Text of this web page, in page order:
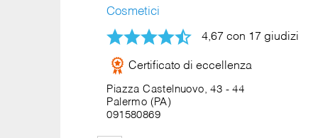
Cosmetici
4,67 con 17 giudizi
Certificato di eccellenza
Piazza Castelnuovo, 43 - 44
Palermo (PA)
091580869